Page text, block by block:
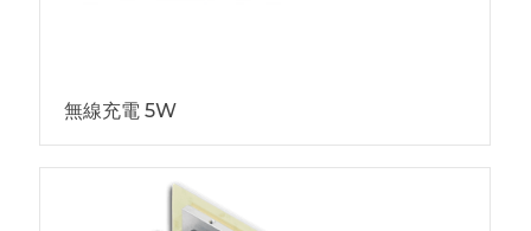
無線充電 5W